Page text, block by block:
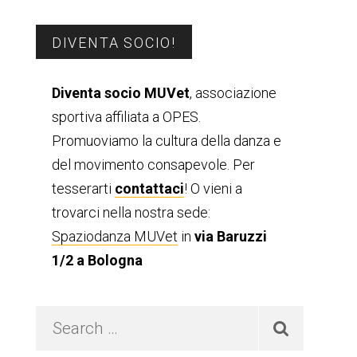
Barra
laterale
primaria
DIVENTA SOCIO!
Diventa socio MUVet, associazione
sportiva affiliata a OPES.
Promuoviamo la cultura della danza e
del movimento consapevole. Per
tesserarti contattaci! O vieni a
trovarci nella nostra sede:
Spaziodanza MUVet in via Baruzzi
1/2 a Bologna